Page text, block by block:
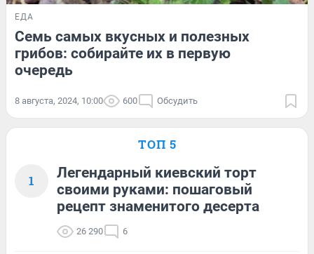
ЕДА
Семь самых вкусных и полезных
грибов: собирайте их в первую
очередь
8 августа, 2024, 10:00 600 Обсудить
ТОП 5
1
Легендарный киевский торт
своими руками: пошаговый
рецепт знаменитого десерта
26 290 6